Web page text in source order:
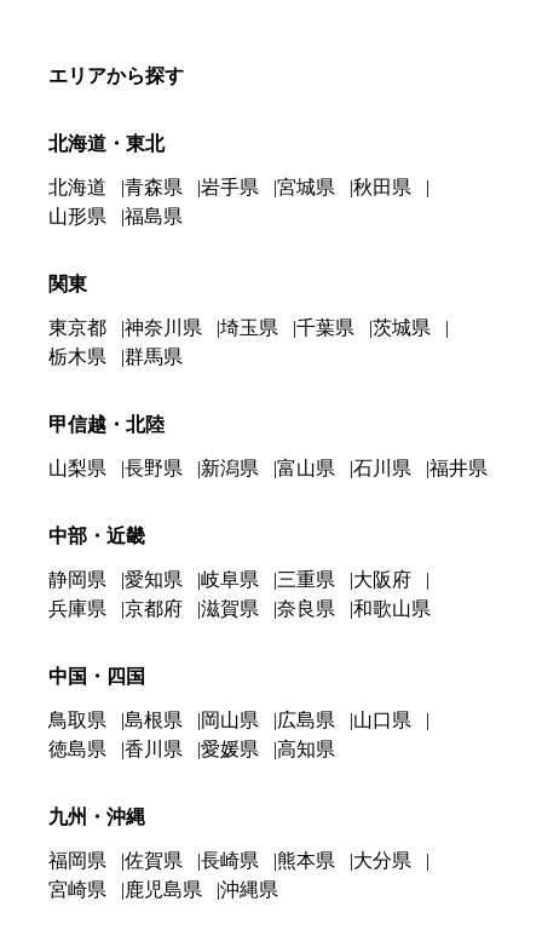
エリアから探す
北海道・東北
北海道 青森県 岩手県 宮城県
秋田県
山形県
福島県
関東
東京都 神奈川県 埼玉県 千葉県
茨城県
栃木県
群馬県
甲信越・北陸
山梨県 長野県 新潟県 富山県 石川県 福井県
中部・近畿
静岡県 愛知県 岐阜県 三重県
大阪府
兵庫県
京都府 滋賀県 奈良県 和歌山県
中国・四国
鳥取県 島根県 岡山県 広島県
山口県
徳島県
香川県 愛媛県 高知県
九州・沖縄
福岡県 佐賀県 長崎県 熊本県
大分県
宮崎県
鹿児島県 沖縄県